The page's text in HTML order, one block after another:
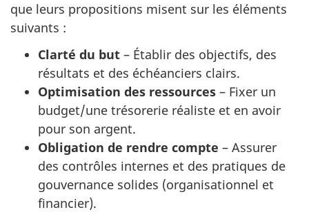
que leurs propositions misent sur les éléments
suivants :
Clarté du but – Établir des objectifs, des
résultats et des échéanciers clairs.
Optimisation des ressources – Fixer un
budget/une trésorerie réaliste et en avoir
pour son argent.
Obligation de rendre compte – Assurer
des contrôles internes et des pratiques de
gouvernance solides (organisationnel et
financier).